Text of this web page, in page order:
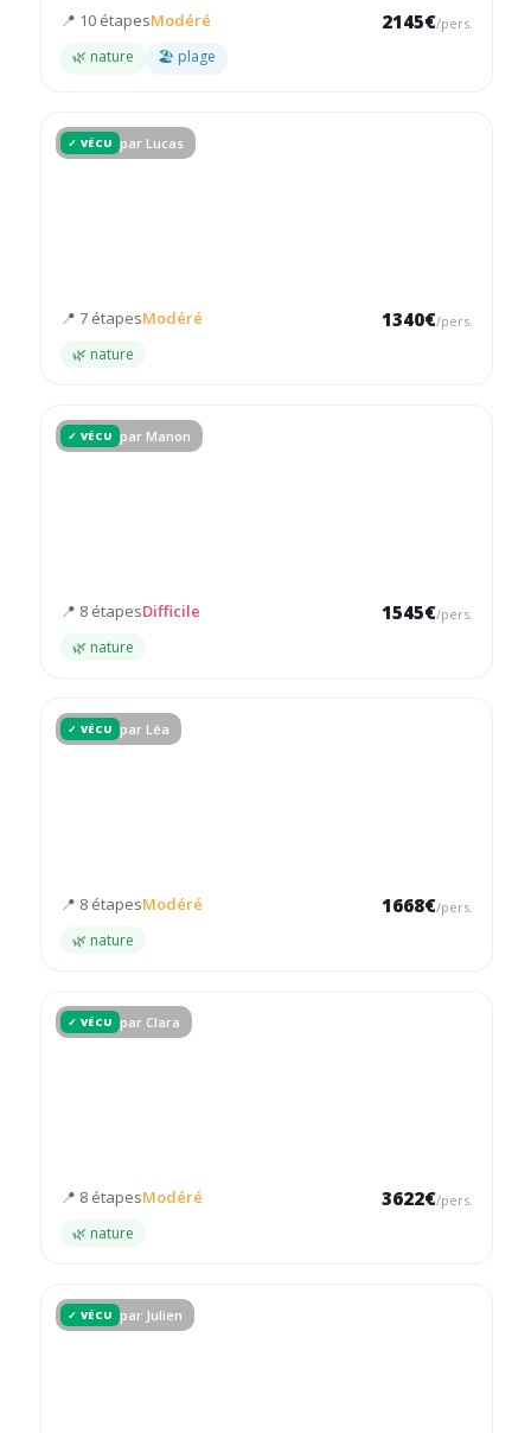
📍 10 étapesModéré 2145€/pers.
🌿 nature 🏖 plage
✓ VÉCU par Lucas
📍 7 étapesModéré 1340€/pers.
🌿 nature
✓ VÉCU par Manon
📍 8 étapesDifficile 1545€/pers.
🌿 nature
✓ VÉCU par Léa
📍 8 étapesModéré 1668€/pers.
🌿 nature
✓ VÉCU par Clara
📍 8 étapesModéré 3622€/pers.
🌿 nature
✓ VÉCU par Julien